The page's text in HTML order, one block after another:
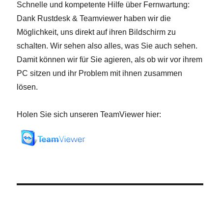
Schnelle und kompetente Hilfe über Fernwartung:
Dank Rustdesk & Teamviewer haben wir die
Möglichkeit, uns direkt auf ihren Bildschirm zu
schalten. Wir sehen also alles, was Sie auch sehen.
Damit können wir für Sie agieren, als ob wir vor ihrem
PC sitzen und ihr Problem mit ihnen zusammen
lösen.
Holen Sie sich unseren TeamViewer hier: